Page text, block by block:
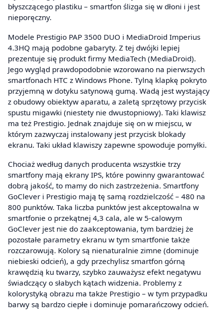
błyszczącego plastiku – smartfon ślizga się w dłoni i jest
nieporęczny.
Modele Prestigio PAP 3500 DUO i MediaDroid Imperius
4.3HQ mają podobne gabaryty. Z tej dwójki lepiej
prezentuje się produkt firmy MediaTech (MediaDroid).
Jego wygląd prawdopodobnie wzorowano na pierwszych
smartfonach HTC z Windows Phone. Tylną klapkę pokryto
przyjemną w dotyku satynową gumą. Wadą jest wystający
z obudowy obiektyw aparatu, a zaletą sprzętowy przycisk
spustu migawki (niestety nie dwustopniowy). Taki klawisz
ma też Prestigio. Jednak znajduje się on w miejscu, w
którym zazwyczaj instalowany jest przycisk blokady
ekranu. Taki układ klawiszy zapewne spowoduje pomyłki.
Chociaż według danych producenta wszystkie trzy
smartfony mają ekrany IPS, które powinny gwarantować
dobrą jakość, to mamy do nich zastrzeżenia. Smartfony
GoClever i Prestigio mają tę samą rozdzielczość – 480 na
800 punktów. Taka liczba punktów jest akceptowalna w
smartfonie o przekątnej 4,3 cala, ale w 5-calowym
GoClever jest nie do zaakceptowania, tym bardziej że
pozostałe parametry ekranu w tym smartfonie także
rozczarowują. Kolory są nienaturalnie zimne (dominuje
niebieski odcień), a gdy przechylisz smartfon górną
krawędzią ku twarzy, szybko zauważysz efekt negatywu
świadczący o słabych kątach widzenia. Problemy z
kolorystyką obrazu ma także Prestigio – w tym przypadku
barwy są bardzo ciepłe i dominuje pomarańczowy odcień.